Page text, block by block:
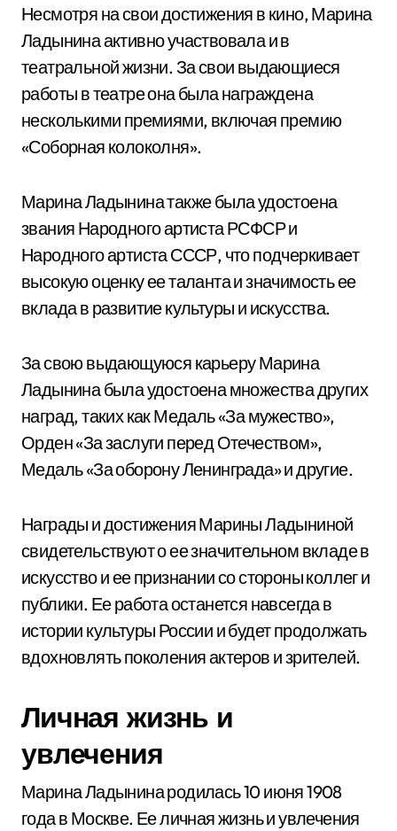
Несмотря на свои достижения в кино, Марина
Ладынина активно участвовала и в
театральной жизни. За свои выдающиеся
работы в театре она была награждена
несколькими премиями, включая премию
«Соборная колоколня».
Марина Ладынина также была удостоена
звания Народного артиста РСФСР и
Народного артиста СССР, что подчеркивает
высокую оценку ее таланта и значимость ее
вклада в развитие культуры и искусства.
За свою выдающуюся карьеру Марина
Ладынина была удостоена множества других
наград, таких как Медаль «За мужество»,
Орден «За заслуги перед Отечеством»,
Медаль «За оборону Ленинграда» и другие.
Награды и достижения Марины Ладыниной
свидетельствуют о ее значительном вкладе в
искусство и ее признании со стороны коллег и
публики. Ее работа останется навсегда в
истории культуры России и будет продолжать
вдохновлять поколения актеров и зрителей.
Личная жизнь и
увлечения
Марина Ладынина родилась 10 июня 1908
года в Москве. Ее личная жизнь и увлечения